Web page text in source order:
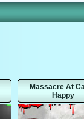
Massacre At
Happy